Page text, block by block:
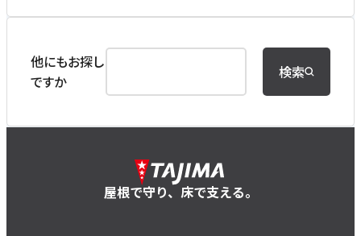
他にもお探し
ですか
検索
屋根で守り、床で支える。